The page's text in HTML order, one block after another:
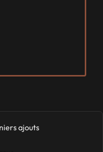
ajouts